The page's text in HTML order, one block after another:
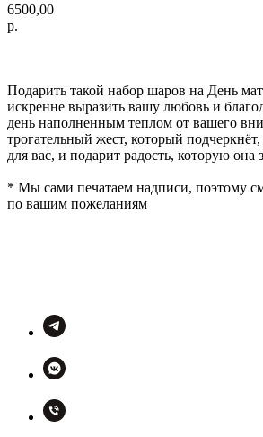
6500,00
р.
Подарить такой набор шаров на День
искренне выразить вашу любовь и
день наполненным теплом от вашего
трогательный жест, который
для вас, и подарит радость, которую она
* Мы сами печатаем надписи, поэтому
по вашим пожеланиям